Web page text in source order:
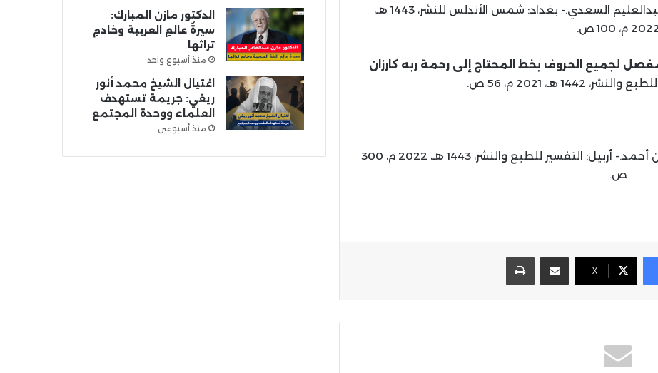
أسعد عبدالعليم السعدي.- بغداد: شمس الأندلس للنشر، 1443 هـ،
م، 100 ص.
لجميع الحروف بخط المحتاج إلى رحمة ربه كارزان
1442 هـ، 2021 م، 56 ص.
/ نوزاد حسن أحمد.- أربيل: التفسير للطبع والنشر، 1443 هـ، 2022 م، 300
ص.
X
مشاركة عبر البريد
الدكتور مازن المبارك:
سيرةُ عالمِ العربية وخادمِ
تراثها
منذ أسبوع واحد
اغتيال الشيخ محمد أنور
ريغي: جريمة تستهدف
العلماء ووحدة المجتمع
منذ أسبوعين